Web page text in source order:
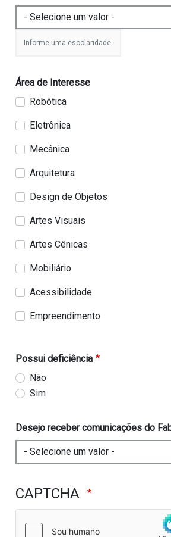
Informe uma escolaridade.
Área de Interesse
Robótica
Eletrônica
Mecânica
Arquitetura
Design de Objetos
Artes Visuais
Artes Cênicas
Mobiliário
Acessibilidade
Empreendimento
Possui deficiência
Não
Sim
Desejo receber comunicações do
CAPTCHA